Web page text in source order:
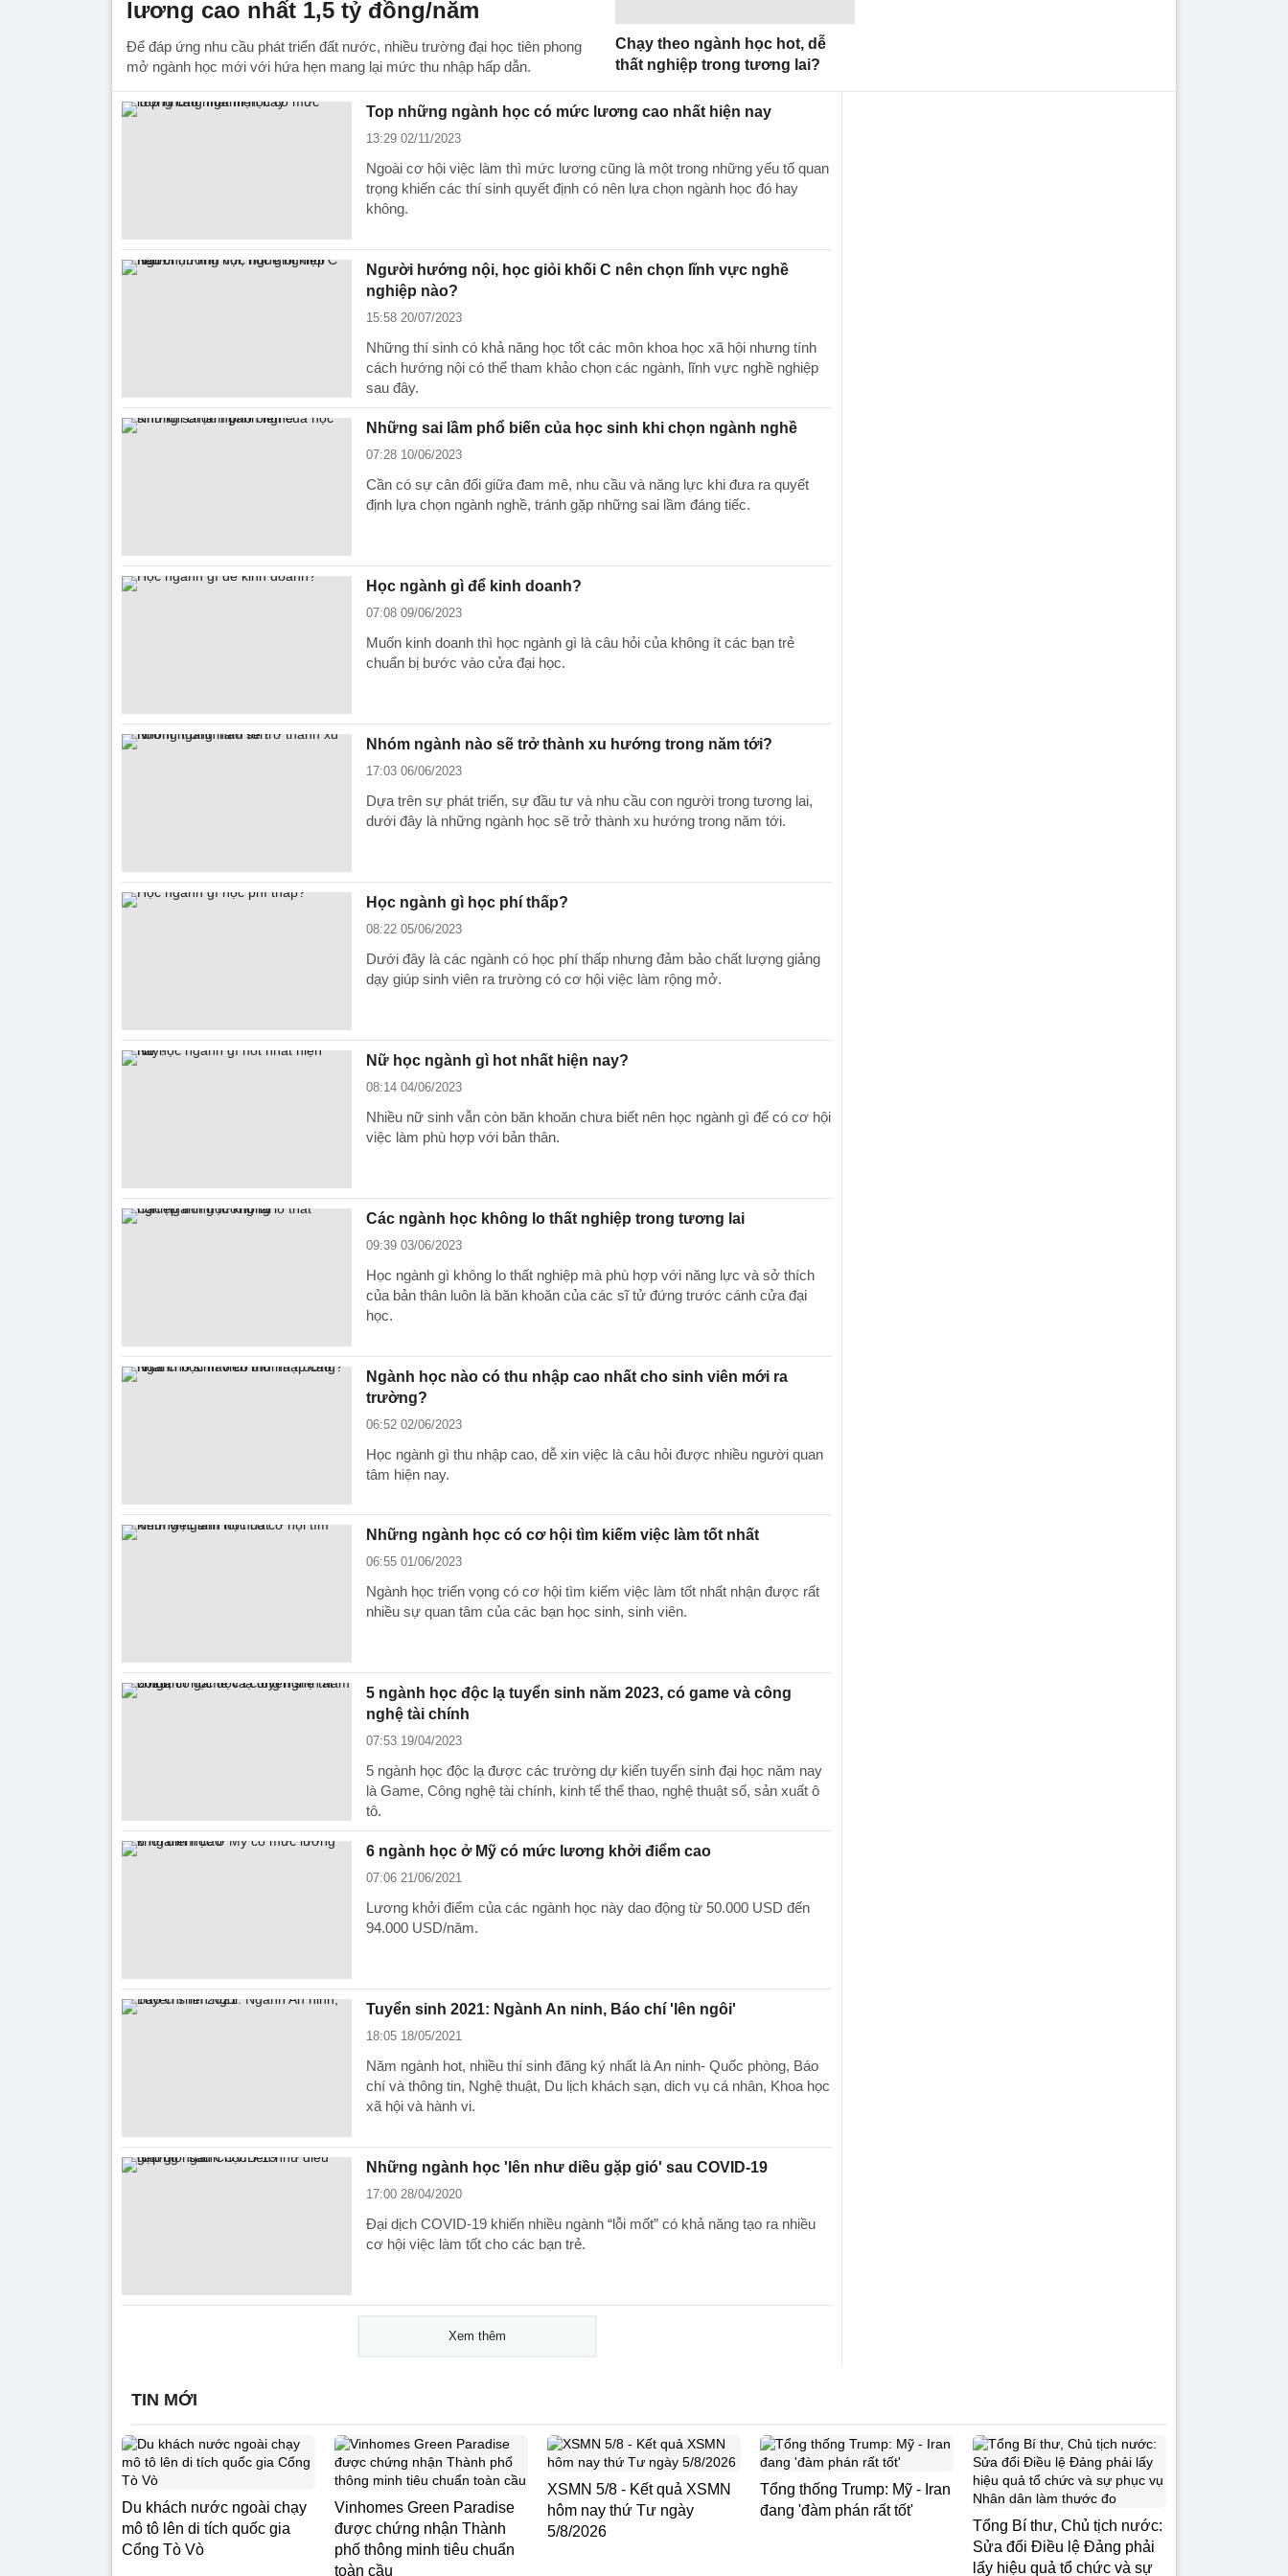
lương cao nhất 1,5 tỷ đồng/năm
Để đáp ứng nhu cầu phát triển đất nước, nhiều trường đại học tiên phong
mở ngành học mới với hứa hẹn mang lại mức thu nhập hấp dẫn.
Chạy theo ngành học hot, dễ
thất nghiệp trong tương lai?
Top những ngành học có mức lương cao nhất hiện nay
13:29 02/11/2023
Ngoài cơ hội việc làm thì mức lương cũng là một trong những yếu tố quan
trọng khiến các thí sinh quyết định có nên lựa chọn ngành học đó hay
không.
Người hướng nội, học giỏi khối C nên chọn lĩnh vực nghề
nghiệp nào?
15:58 20/07/2023
Những thí sinh có khả năng học tốt các môn khoa học xã hội nhưng tính
cách hướng nội có thể tham khảo chọn các ngành, lĩnh vực nghề nghiệp
sau đây.
Những sai lầm phổ biến của học sinh khi chọn ngành nghề
07:28 10/06/2023
Cần có sự cân đối giữa đam mê, nhu cầu và năng lực khi đưa ra quyết
định lựa chọn ngành nghề, tránh gặp những sai lầm đáng tiếc.
Học ngành gì để kinh doanh?
07:08 09/06/2023
Muốn kinh doanh thì học ngành gì là câu hỏi của không ít các bạn trẻ
chuẩn bị bước vào cửa đại học.
Nhóm ngành nào sẽ trở thành xu hướng trong năm tới?
17:03 06/06/2023
Dựa trên sự phát triển, sự đầu tư và nhu cầu con người trong tương lai,
dưới đây là những ngành học sẽ trở thành xu hướng trong năm tới.
Học ngành gì học phí thấp?
08:22 05/06/2023
Dưới đây là các ngành có học phí thấp nhưng đảm bảo chất lượng giảng
dạy giúp sinh viên ra trường có cơ hội việc làm rộng mở.
Nữ học ngành gì hot nhất hiện nay?
08:14 04/06/2023
Nhiều nữ sinh vẫn còn băn khoăn chưa biết nên học ngành gì để có cơ hội
việc làm phù hợp với bản thân.
Các ngành học không lo thất nghiệp trong tương lai
09:39 03/06/2023
Học ngành gì không lo thất nghiệp mà phù hợp với năng lực và sở thích
của bản thân luôn là băn khoăn của các sĩ tử đứng trước cánh cửa đại
học.
Ngành học nào có thu nhập cao nhất cho sinh viên mới ra
trường?
06:52 02/06/2023
Học ngành gì thu nhập cao, dễ xin việc là câu hỏi được nhiều người quan
tâm hiện nay.
Những ngành học có cơ hội tìm kiếm việc làm tốt nhất
06:55 01/06/2023
Ngành học triển vọng có cơ hội tìm kiếm việc làm tốt nhất nhận được rất
nhiều sự quan tâm của các bạn học sinh, sinh viên.
5 ngành học độc lạ tuyển sinh năm 2023, có game và công
nghệ tài chính
07:53 19/04/2023
5 ngành học độc lạ được các trường dự kiến tuyển sinh đại học năm nay
là Game, Công nghệ tài chính, kinh tế thể thao, nghệ thuật số, sản xuất ô
tô.
6 ngành học ở Mỹ có mức lương khởi điểm cao
07:06 21/06/2021
Lương khởi điểm của các ngành học này dao động từ 50.000 USD đến
94.000 USD/năm.
Tuyển sinh 2021: Ngành An ninh, Báo chí 'lên ngôi'
18:05 18/05/2021
Năm ngành hot, nhiều thí sinh đăng ký nhất là An ninh- Quốc phòng, Báo
chí và thông tin, Nghệ thuật, Du lịch khách sạn, dich vụ cá nhân, Khoa học
xã hội và hành vi.
Những ngành học 'lên như diều gặp gió' sau COVID-19
17:00 28/04/2020
Đại dịch COVID-19 khiến nhiều ngành “lỗi mốt” có khả năng tạo ra nhiều
cơ hội việc làm tốt cho các bạn trẻ.
Xem thêm
TIN MỚI
Du khách nước ngoài chạy
mô tô lên di tích quốc gia
Cổng Tò Vò
Vinhomes Green Paradise
được chứng nhận Thành
phố thông minh tiêu chuẩn
toàn cầu
XSMN 5/8 - Kết quả XSMN
hôm nay thứ Tư ngày
5/8/2026
Tổng thống Trump: Mỹ - Iran
đang 'đàm phán rất tốt'
Tổng Bí thư, Chủ tịch nước:
Sửa đổi Điều lệ Đảng phải
lấy hiệu quả tổ chức và sự